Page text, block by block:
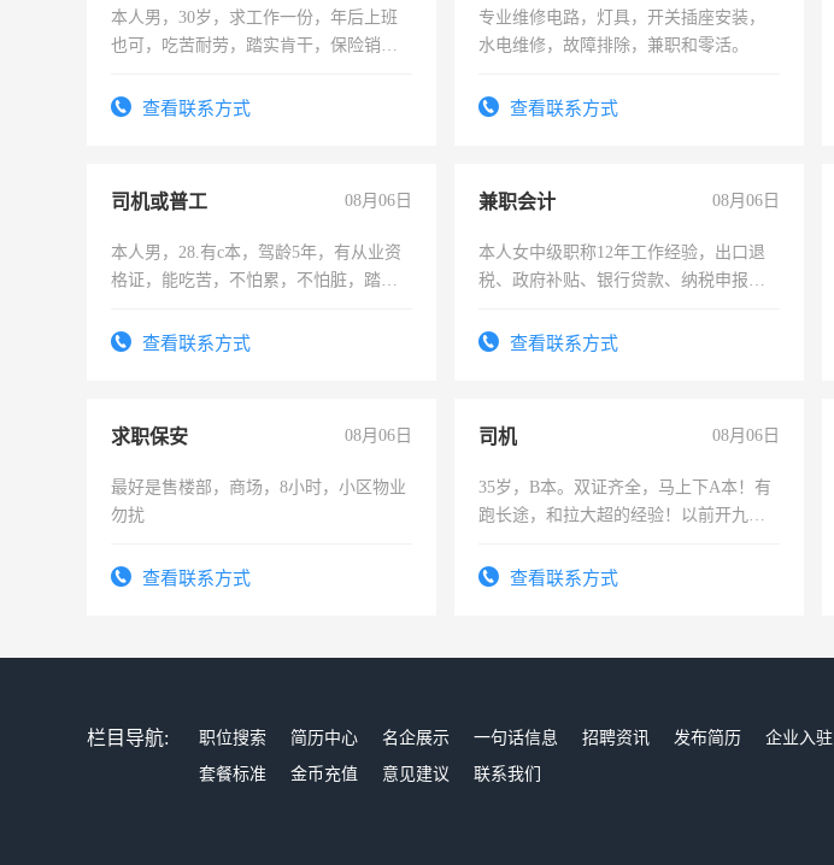
本人男，30岁，求工作一份，年后上班
也可，吃苦耐劳，踏实肯干，保险销售
查看联系方式
专业维修电路，灯具，开关插座安装，
水电维修，故障排除，兼职和零活。
查看联系方式
司机或普工 08月06日
本人男，28.有c本，驾龄5年，有从业资
格证，能吃苦，不怕累，不怕脏，踏
查看联系方式
兼职会计 08月06日
本人女中级职称12年工作经验，出口退
税、政府补贴、银行贷款、纳税申报、
务，财务咨询等业务。欲求兼职会计工
查看联系方式
求职保安 08月06日
最好是售楼部，商场，8小时，小区物业
勿扰
查看联系方式
司机 08月06日
35岁，B本。双证齐全，马上下A本！有
跑长途，和拉大超的经验！以前开九米
查看联系方式
栏目导航: 职位搜索 简历中心 名企展示 一句话信息 招聘资讯 发布简历 企业入驻
套餐标准
金币充值 意见建议 联系我们